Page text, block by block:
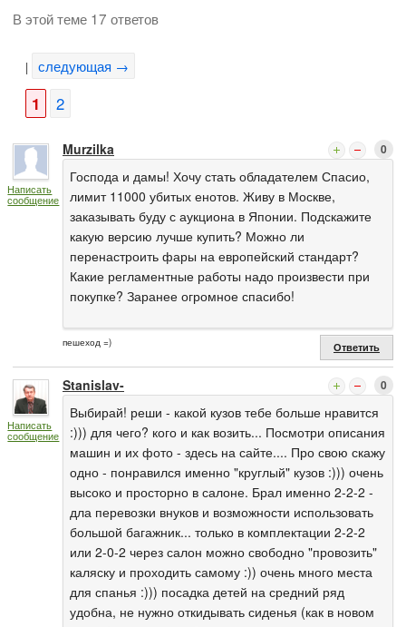
В этой теме 17 ответов
| следующая →
1 2
Написать
сообщение
Murzilka 0
Господа и дамы! Хочу стать обладателем Спасио,
лимит 11000 убитых енотов. Живу в Москве,
заказывать буду с аукциона в Японии. Подскажите
какую версию лучше купить? Можно ли
перенастроить фары на европейский стандарт?
Какие регламентные работы надо произвести при
покупке? Заранее огромное спасибо!
пешеход =) Ответить
Написать
сообщение
Stanislav- 0
Выбирай! реши - какой кузов тебе больше нравится
:))) для чего? кого и как возить... Посмотри описания
машин и их фото - здесь на сайте.... Про свою скажу
одно - понравился именно "круглый" кузов :))) очень
высоко и просторно в салоне. Брал именно 2-2-2 -
дла перевозки внуков и возможности использовать
большой багажник... только в комплектации 2-2-2
или 2-0-2 через салон можно свободно "провозить"
каляску и проходить самому :)) очень много места
для спанья :))) посадка детей на средний ряд
удобна, не нужно откидывать сиденья (как в новом